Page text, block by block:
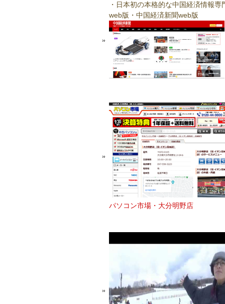
・日本初の本格的な中国経済情報専
web版・中国経済新聞web版
パソコン市場・大分明野店